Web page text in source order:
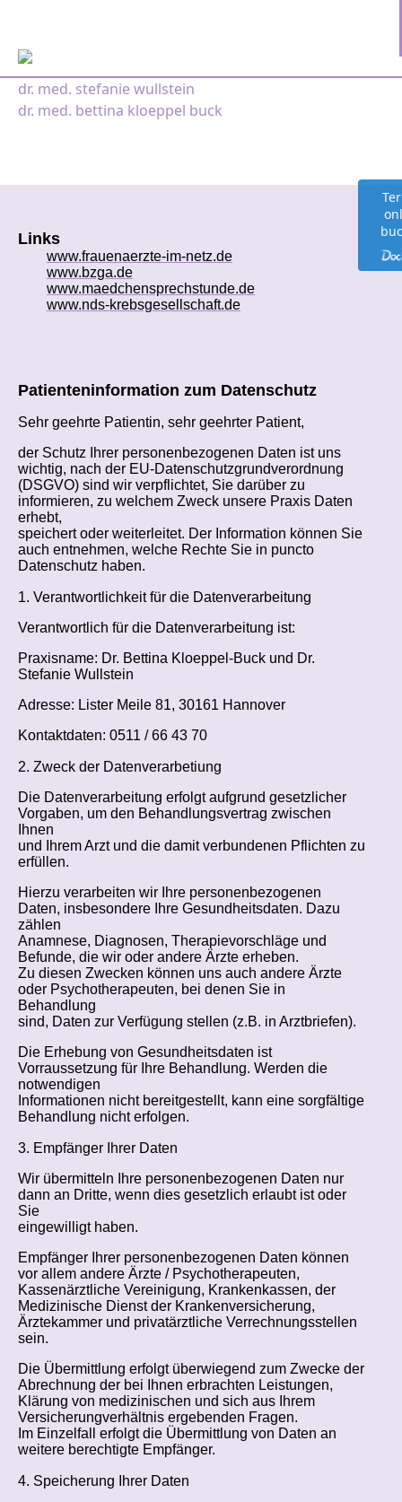
Hauptnavigation
dr. med. stefanie wullstein
dr. med. bettina kloeppel buck
Links
www.frauenaerzte-im-netz.de
www.bzga.de
www.maedchensprechstunde.de
www.nds-krebsgesellschaft.de
Patienteninformation zum Datenschutz
Sehr geehrte Patientin, sehr geehrter Patient,
der Schutz Ihrer personenbezogenen Daten ist uns
wichtig, nach der EU-Datenschutzgrundverordnung
(DSGVO) sind wir verpflichtet, Sie darüber zu
informieren, zu welchem Zweck unsere Praxis Daten
erhebt,
speichert oder weiterleitet. Der Information können Sie
auch entnehmen, welche Rechte Sie in puncto
Datenschutz haben.
1. Verantwortlichkeit für die Datenverarbeitung
Verantwortlich für die Datenverarbeitung ist:
Praxisname: Dr. Bettina Kloeppel-Buck und Dr.
Stefanie Wullstein
Adresse: Lister Meile 81, 30161 Hannover
Kontaktdaten: 0511 / 66 43 70
2. Zweck der Datenverarbetiung
Die Datenverarbeitung erfolgt aufgrund gesetzlicher
Vorgaben, um den Behandlungsvertrag zwischen
Ihnen
und Ihrem Arzt und die damit verbundenen Pflichten zu
erfüllen.
Hierzu verarbeiten wir Ihre personenbezogenen
Daten, insbesondere Ihre Gesundheitsdaten. Dazu
zählen
Anamnese, Diagnosen, Therapievorschläge und
Befunde, die wir oder andere Ärzte erheben.
Zu diesen Zwecken können uns auch andere Ärzte
oder Psychotherapeuten, bei denen Sie in
Behandlung
sind, Daten zur Verfügung stellen (z.B. in Arztbriefen).
Die Erhebung von Gesundheitsdaten ist
Vorraussetzung für Ihre Behandlung. Werden die
notwendigen
Informationen nicht bereitgestellt, kann eine sorgfältige
Behandlung nicht erfolgen.
3. Empfänger Ihrer Daten
Wir übermitteln Ihre personenbezogenen Daten nur
dann an Dritte, wenn dies gesetzlich erlaubt ist oder
Sie
eingewilligt haben.
Empfänger Ihrer personenbezogenen Daten können
vor allem andere Ärzte / Psychotherapeuten,
Kassenärztliche Vereinigung, Krankenkassen, der
Medizinische Dienst der Krankenversicherung,
Ärztekammer und privatärztliche Verrechnungsstellen
sein.
Die Übermittlung erfolgt überwiegend zum Zwecke der
Abrechnung der bei Ihnen erbrachten Leistungen,
Klärung von medizinischen und sich aus Ihrem
Versicherungverhältnis ergebenden Fragen.
Im Einzelfall erfolgt die Übermittlung von Daten an
weitere berechtigte Empfänger.
4. Speicherung Ihrer Daten